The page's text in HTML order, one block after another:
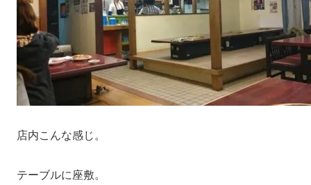
店内こんな感じ。
テーブルに座敷。